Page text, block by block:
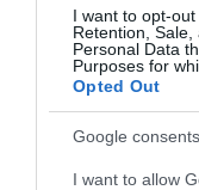
I want to opt-out
Retention,
Personal Data
Purposes for
Opted Out
Google consents
I want to allow
2026-08-08.
Axente Vanessa